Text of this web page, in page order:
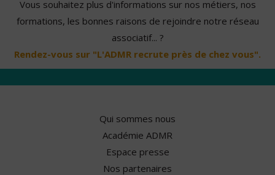
Vous souhaitez plus d'informations sur nos métiers, nos
formations, les bonnes raisons de rejoindre notre réseau
associatif... ?
Rendez-vous sur "L'ADMR recrute près de chez vous".
Qui sommes nous
Académie ADMR
Espace presse
Nos partenaires